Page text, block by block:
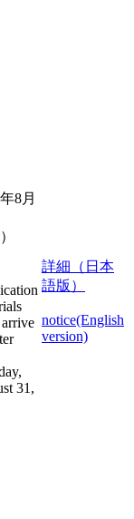
8月
）
31,
詳細（日本
語版）
notice(English
version)